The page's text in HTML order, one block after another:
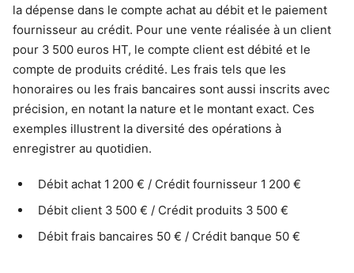
la dépense dans le compte achat au débit et le paiement
fournisseur au crédit. Pour une vente réalisée à un client
pour 3 500 euros HT, le compte client est débité et le
compte de produits crédité. Les frais tels que les
honoraires ou les frais bancaires sont aussi inscrits avec
précision, en notant la nature et le montant exact. Ces
exemples illustrent la diversité des opérations à
enregistrer au quotidien.
Débit achat 1 200 € / Crédit fournisseur 1 200 €
Débit client 3 500 € / Crédit produits 3 500 €
Débit frais bancaires 50 € / Crédit banque 50 €